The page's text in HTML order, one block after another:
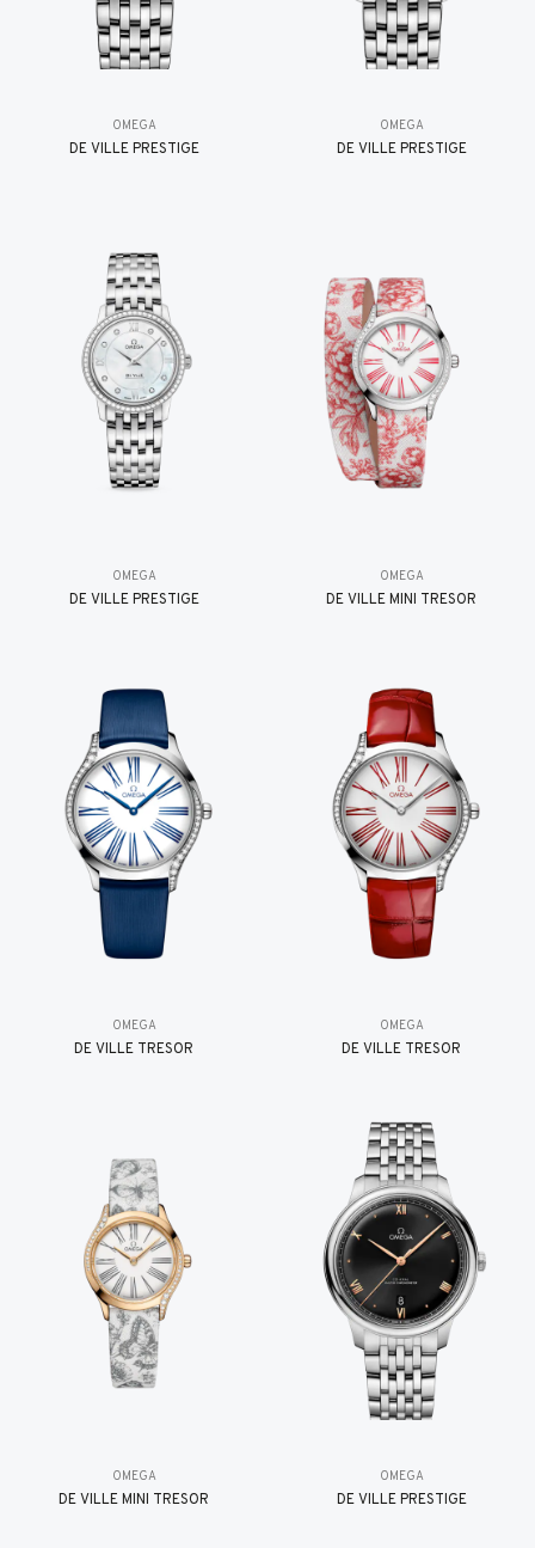
OMEGA
DE VILLE PRESTIGE
OMEGA
DE VILLE PRESTIGE
OMEGA
DE VILLE PRESTIGE
OMEGA
DE VILLE MINI TRÉSOR
OMEGA
DE VILLE TRESOR
OMEGA
DE VILLE TRESOR
OMEGA
DE VILLE MINI TRÉSOR
OMEGA
DE VILLE PRESTIGE